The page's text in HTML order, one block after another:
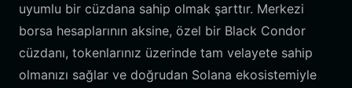
uyumlu bir cüzdana sahip olmak şarttır. Merkezi
borsa hesaplarının aksine, özel bir Black Condor
cüzdanı, tokenlarınız üzerinde tam velayete sahip
olmanızı sağlar ve doğrudan Solana ekosistemiyle